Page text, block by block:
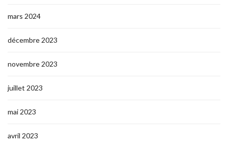
mars 2024
décembre 2023
novembre 2023
juillet 2023
mai 2023
avril 2023